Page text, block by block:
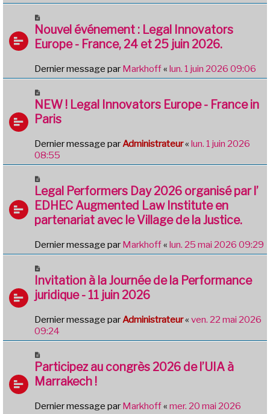
Nouvel événement : Legal Innovators
Europe - France, 24 et 25 juin 2026.
Dernier message par Markhoff« lun. 1 juin 2026 09:06
NEW ! Legal Innovators Europe - France in
Paris
Dernier message parAdministrateur« lun. 1 juin 2026
08:55
Legal Performers Day 2026 organisé par l’
EDHEC Augmented Law Institute en
partenariat avec le Village de la Justice.
Dernier message par Markhoff« lun. 25 mai 2026 09:29
Invitation à la Journée de la Performance
juridique - 11 juin 2026
Dernier message parAdministrateur« ven. 22 mai 2026
09:24
Participez au congrès 2026 de l’UIA à
Marrakech !
Dernier message par Markhoff« mer. 20 mai 2026